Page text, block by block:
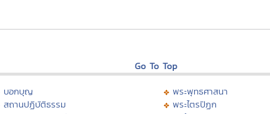
Go To Top
บอกบุญ
สถานปฏิบัติธรรม
พระพุทธศาสนา
พระไตรปิฏก